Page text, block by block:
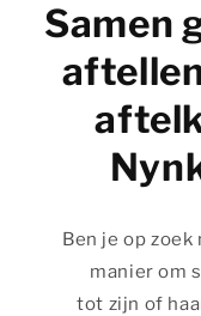
Samen
Ben je op
manier om
tot zijn of